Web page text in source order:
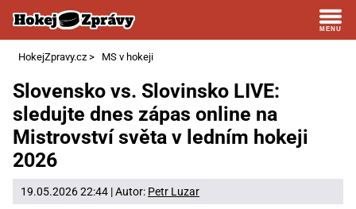
HokejZpravy.cz > MS v hokeji
Slovensko vs. Slovinsko LIVE:
sledujte dnes zápas online na
Mistrovství světa v ledním hokeji
2026
19.05.2026 22:44 | Autor: Petr Luzar